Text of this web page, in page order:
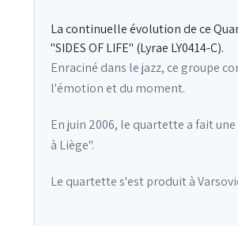
La continuelle évolution de ce
"SIDES OF LIFE" (Lyrae LY0414-C).
Enraciné dans le jazz, ce groupe
l'émotion et du moment.
En juin 2006, le quartette a fait
à Liège".
Le quartette s'est produit à